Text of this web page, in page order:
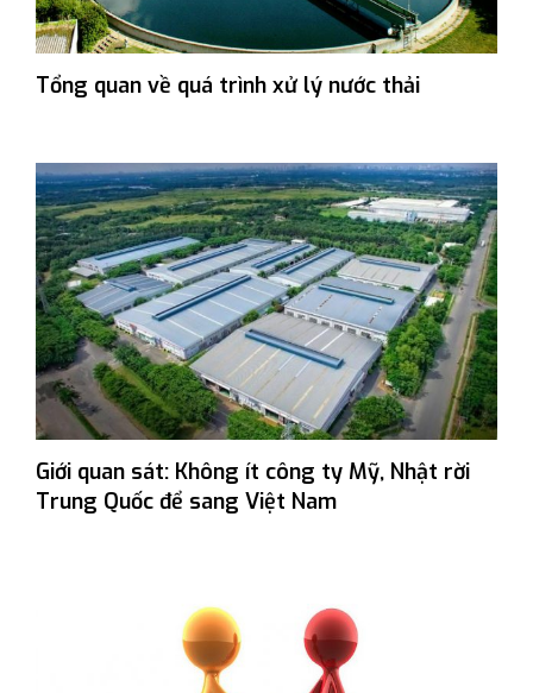
Tổng quan về quá trình xử lý nước thải
Giới quan sát: Không ít công ty Mỹ, Nhật rời
Trung Quốc để sang Việt Nam